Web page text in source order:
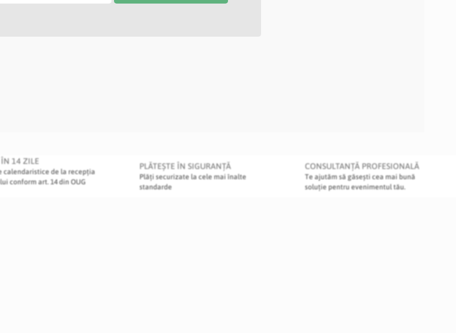
ÎN 14 ZILE
calendaristice de la recepția
conform art. 14 din OUG
PLĂTEȘTE ÎN SIGURANȚĂ
Plăți securizate la cele mai înalte
standarde
CONSULTANȚĂ PROFESIONALĂ
Te ajutăm să găsești cea mai bună
soluție pentru evenimentul tău.